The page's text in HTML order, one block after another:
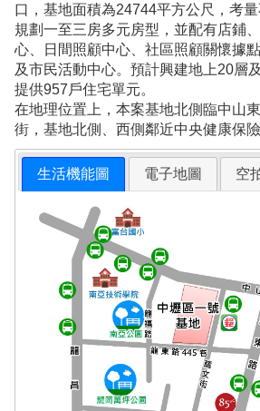
口，基地面積為24744平方公尺，考
規劃一至三房多元房型，並配有店鋪
心、日間照顧中心、社區照顧關懷據
及市民活動中心。預計興建地上20層
提供957戶住宅單元。
在地理位置上，本案基地北側臨中山
街，基地北側、西側鄰近中央健康保
生活機能圖 電子地圖 空